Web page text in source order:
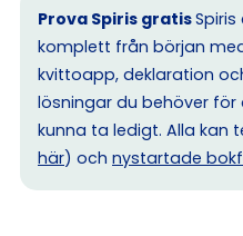
Prova Spiris gratis
komplett från början
kvittoapp, deklaration
lösningar du behöver
kunna ta ledigt. Alla kan
här) och nystartade